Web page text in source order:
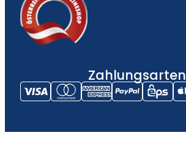
Zahlungsarten